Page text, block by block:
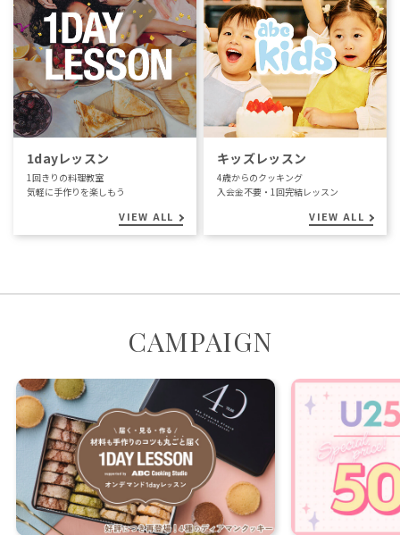
1dayレッスン
1回きりの料理教室
気軽に手作りを楽しもう
VIEW ALL
キッズレッスン
4歳からのクッキング
入会金不要・1回完結レッスン
VIEW ALL
CAMPAIGN